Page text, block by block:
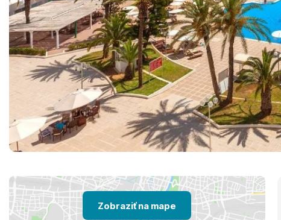
Zobraziť na mape